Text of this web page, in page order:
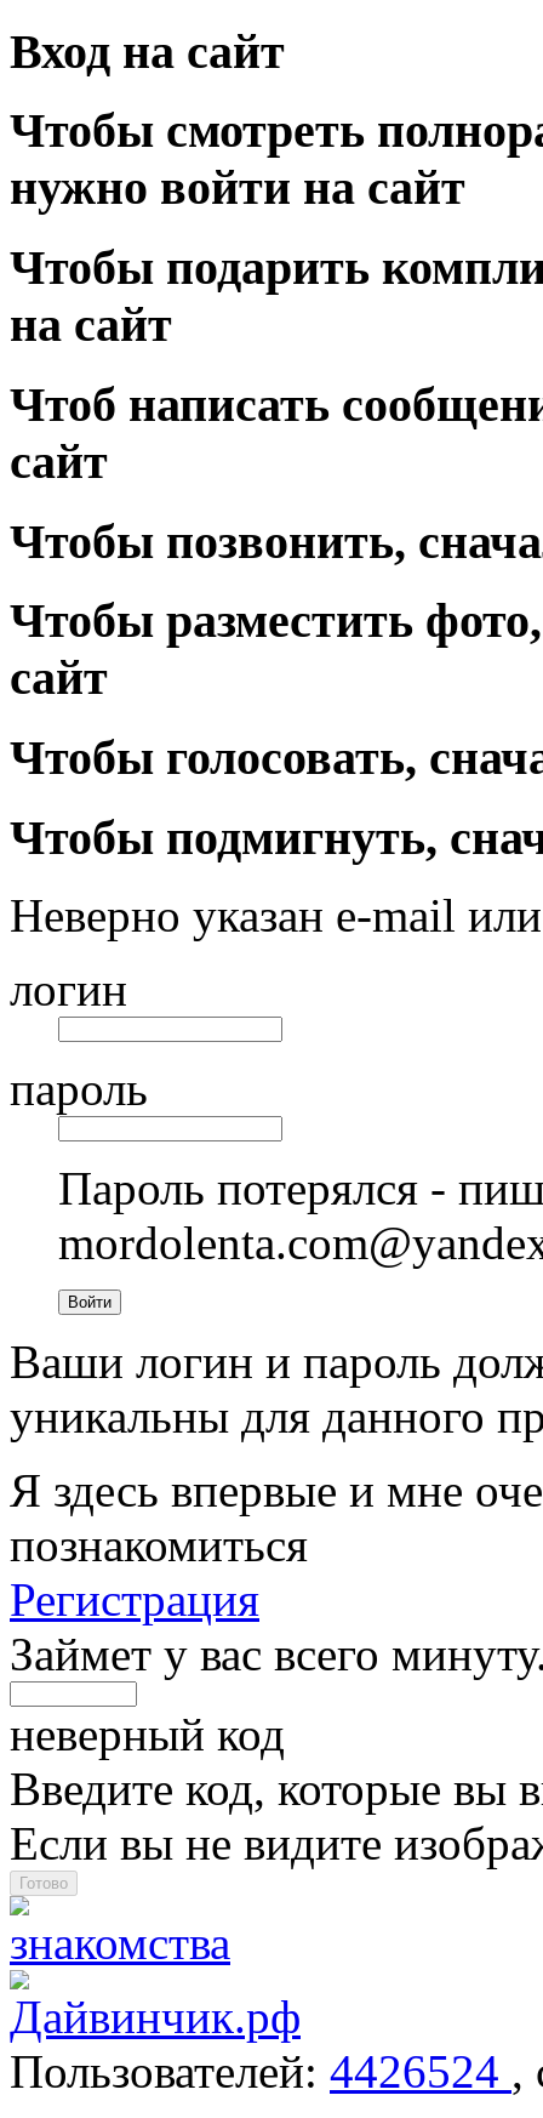
Вход на сайт
Чтобы смотреть
нужно войти на сайт
Чтобы подарить
на сайт
Чтоб написать
сайт
Чтобы позвонить,
Чтобы разместить
сайт
Чтобы голосовать,
Чтобы подмигнуть,
Неверно указан e-mail
логин
пароль
Пароль потерялся -
Войти
Ваши логин и пароль
уникальны для данного
Я здесь впервые и мне
познакомиться
Регистрация
Займет у вас всего
неверный код
Введите код, которые вы
Если вы не видите
Пользователей: 4426524 ,